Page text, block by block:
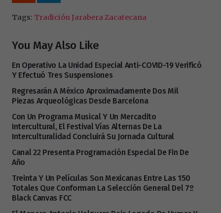
Tags: Tradición Jarabera Zacatecana
You May Also Like
En Operativo La Unidad Especial Anti-COVID-19 Verificó
Y Efectuó Tres Suspensiones
Regresarán A México Aproximadamente Dos Mil
Piezas Arqueológicas Desde Barcelona
Con Un Programa Musical Y Un Mercadito
Intercultural, El Festival Vías Alternas De La
Interculturalidad Concluirá Su Jornada Cultural
Canal 22 Presenta Programación Especial De Fin De
Año
Treinta Y Un Películas Son Mexicanas Entre Las 150
Totales Que Conforman La Selección General Del 7º
Black Canvas FCC